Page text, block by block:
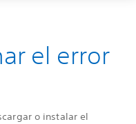
el error
o instalar el